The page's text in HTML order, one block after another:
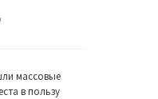
массовые
в пользу